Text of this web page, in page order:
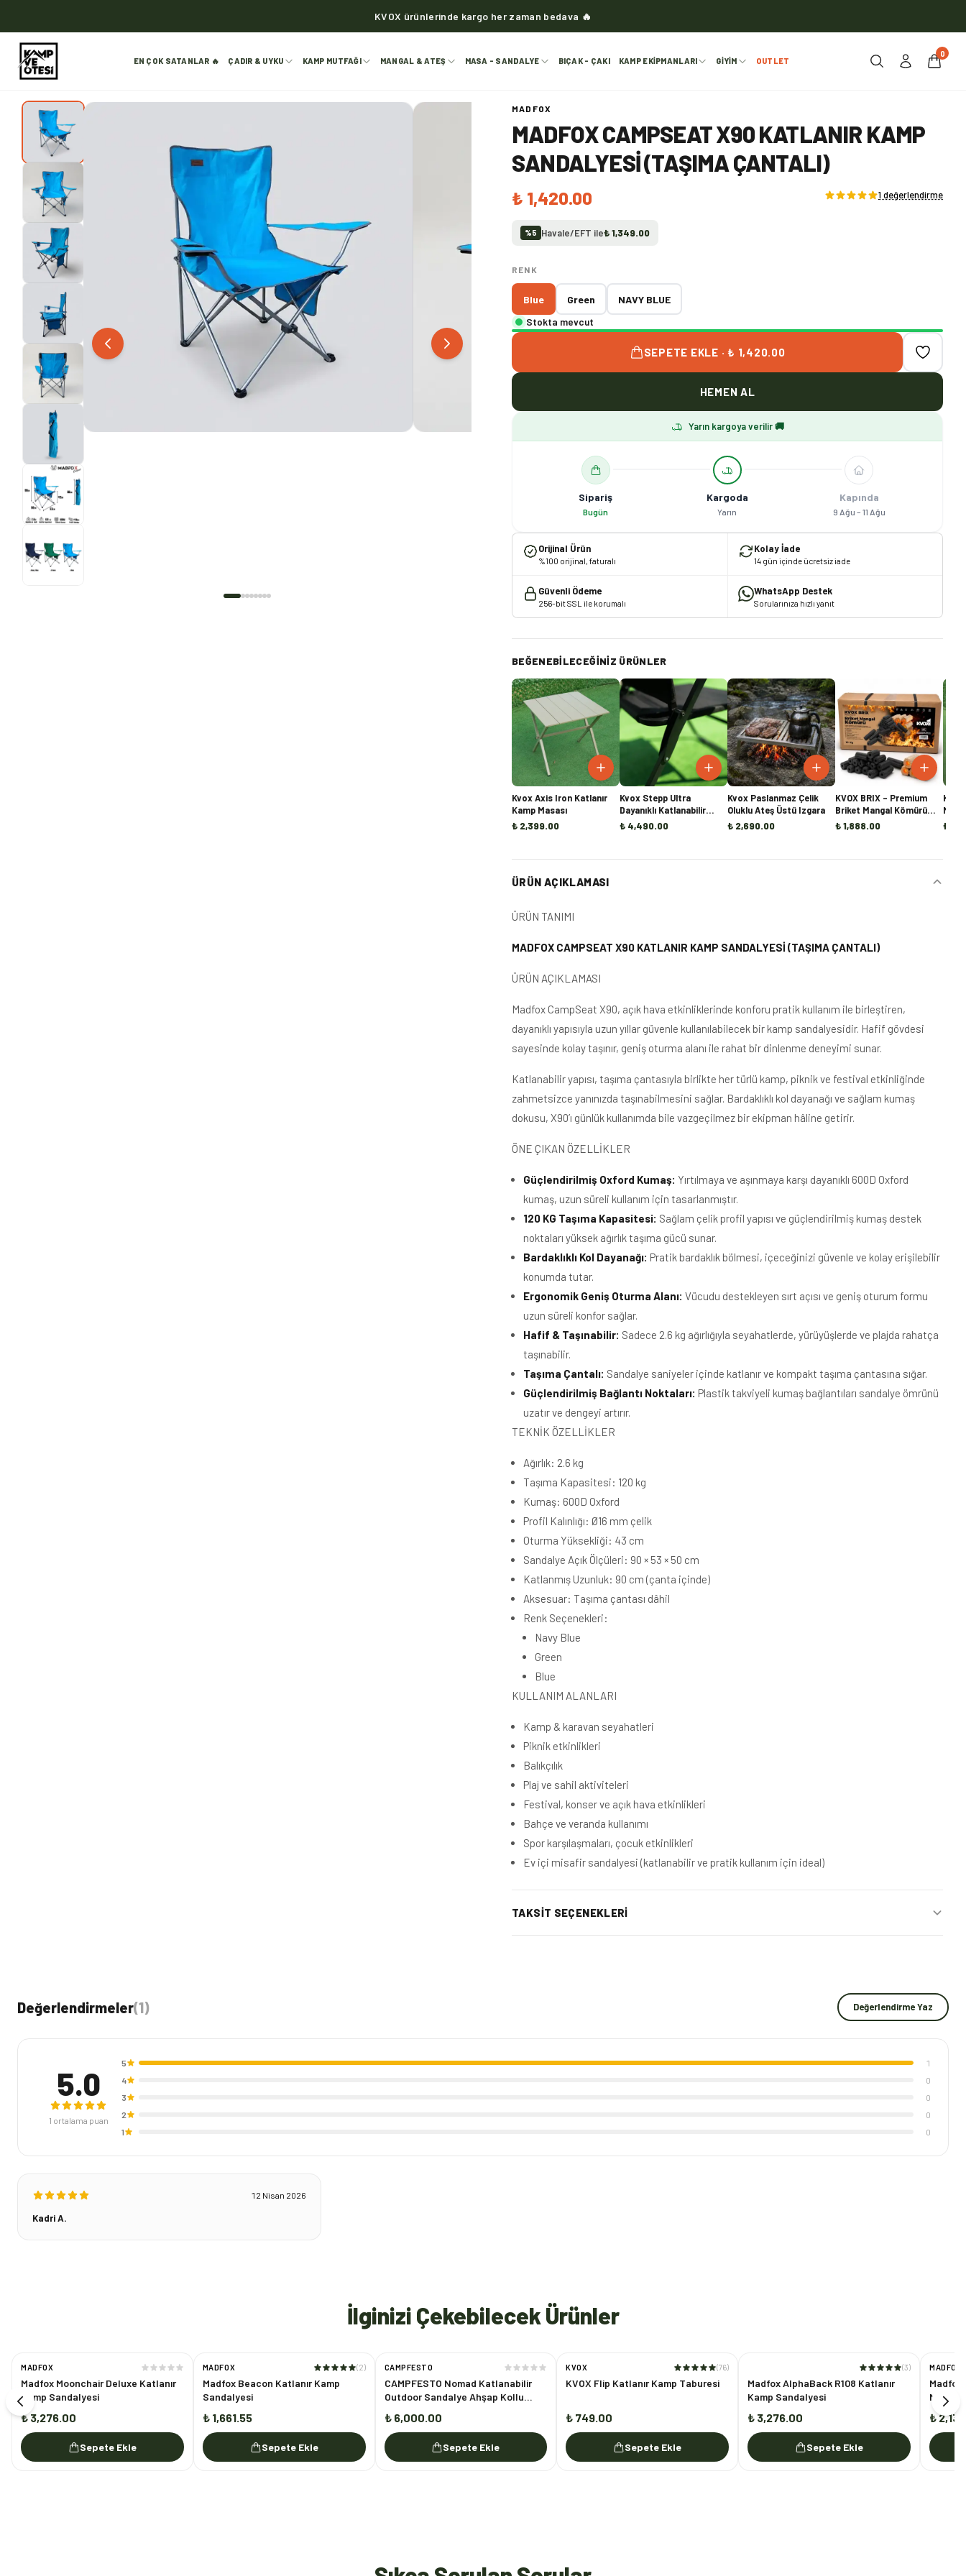
KVOX ürünlerinde kargo her zaman bedava 🔥
EN ÇOK SATANLAR 🔥 ÇADIR & UYKU KAMP MUTFAĞI MANGAL & ATEŞ MASA - SANDALYE BIÇAK - ÇAKI KAMP EKIPMANLARI GIYIM OUTLET
0
MADFOX
MADFOX CAMPSEAT X90 KATLANIR KAMP
SANDALYESI (TAŞIMA ÇANTALI)
₺ 1,420.00 1 değerlendirme
%5 Havale/EFT ile₺ 1,349.00
RENK
Blue Green
NAVY BLUE
Stokta mevcut
SEPETE EKLE · ₺ 1,420.00
HEMEN AL
Yarın kargoya verilir 🚚
Sipariş
Bugün
Kargoda
Yarın
Kapında
9 Ağu – 11 Ağu
Orijinal Ürün
%100 orijinal, faturalı
Kolay İade
14 gün içinde ücretsiz iade
Güvenli Ödeme
256-bit SSL ile korumalı
WhatsApp Destek
Sorularınıza hızlı yanıt
BEĞENEBILECEĞINIZ ÜRÜNLER
Kvox Axis Iron Katlanır
Kamp Masası
₺ 2,399.00
Kvox Stepp Ultra
Dayanıklı Katlanabilir
Kamp Sandalyesi
₺ 4,490.00
Kvox Paslanmaz Çelik
Oluklu Ateş Üstü Izgara
₺ 2,690.00
KVOX BRIX – Premium
Briket Mangal Kömürü
(10KG)
₺ 1,888.00
₺
ÜRÜN AÇIKLAMASI
ÜRÜN TANIMI
MADFOX CAMPSEAT X90 KATLANIR KAMP SANDALYESİ (TAŞIMA ÇANTALI)
ÜRÜN AÇIKLAMASI
Madfox CampSeat X90, açık hava etkinliklerinde konforu pratik kullanım ile birleştiren,
dayanıklı yapısıyla uzun yıllar güvenle kullanılabilecek bir kamp sandalyesidir. Hafif gövdesi
sayesinde kolay taşınır, geniş oturma alanı ile rahat bir dinlenme deneyimi sunar.
Katlanabilir yapısı, taşıma çantasıyla birlikte her türlü kamp, piknik ve festival etkinliğinde
zahmetsizce yanınızda taşınabilmesini sağlar. Bardaklıklı kol dayanağı ve sağlam kumaş
dokusu, X90’ı günlük kullanımda bile vazgeçilmez bir ekipman hâline getirir.
ÖNE ÇIKAN ÖZELLİKLER
Güçlendirilmiş Oxford Kumaş: Yırtılmaya ve aşınmaya karşı dayanıklı 600D Oxford
kumaş, uzun süreli kullanım için tasarlanmıştır.
120 KG Taşıma Kapasitesi: Sağlam çelik profil yapısı ve güçlendirilmiş kumaş destek
noktaları yüksek ağırlık taşıma gücü sunar.
Bardaklıklı Kol Dayanağı: Pratik bardaklık bölmesi, içeceğinizi güvenle ve kolay erişilebilir
konumda tutar.
Ergonomik Geniş Oturma Alanı: Vücudu destekleyen sırt açısı ve geniş oturum formu
uzun süreli konfor sağlar.
Hafif & Taşınabilir: Sadece 2.6 kg ağırlığıyla seyahatlerde, yürüyüşlerde ve plajda rahatça
taşınabilir.
Taşıma Çantalı: Sandalye saniyeler içinde katlanır ve kompakt taşıma çantasına sığar.
Güçlendirilmiş Bağlantı Noktaları: Plastik takviyeli kumaş bağlantıları sandalye ömrünü
uzatır ve dengeyi artırır.
TEKNİK ÖZELLİKLER
Ağırlık: 2.6 kg
Taşıma Kapasitesi: 120 kg
Kumaş: 600D Oxford
Profil Kalınlığı: Ø16 mm çelik
Oturma Yüksekliği: 43 cm
Sandalye Açık Ölçüleri: 90 × 53 × 50 cm
Katlanmış Uzunluk: 90 cm (çanta içinde)
Aksesuar: Taşıma çantası dâhil
Renk Seçenekleri:
Navy Blue
Green
Blue
KULLANIM ALANLARI
Kamp & karavan seyahatleri
Piknik etkinlikleri
Balıkçılık
Plaj ve sahil aktiviteleri
Festival, konser ve açık hava etkinlikleri
Bahçe ve veranda kullanımı
Spor karşılaşmaları, çocuk etkinlikleri
Ev içi misafir sandalyesi (katlanabilir ve pratik kullanım için ideal)
TAKSIT SEÇENEKLERI
Değerlendirmeler(1) Değerlendirme Yaz
5.0
1 ortalama puan
5
1
4
0
3
0
2
0
1
0
12 Nisan 2026
Kadri A.
İlginizi Çekebilecek Ürünler
MADFOX
Madfox Moonchair Deluxe Katlanır
Kamp Sandalyesi
₺ 3,276.00
Sepete Ekle
MADFOX (2)
Madfox Beacon Katlanır Kamp
Sandalyesi
₺ 1,661.55
Sepete Ekle
CAMPFESTO
CAMPFESTO Nomad Katlanabilir
Outdoor Sandalye Ahşap Kollu
₺ 6,000.00
Sepete Ekle
KVOX (76)
KVOX Flip Katlanır Kamp Taburesi
₺ 749.00
Sepete Ekle
(3)
Madfox AlphaBack R108 Katlanır
Kamp Sandalyesi
₺ 3,276.00
Sepete Ekle
MADFOX
Madfox
₺